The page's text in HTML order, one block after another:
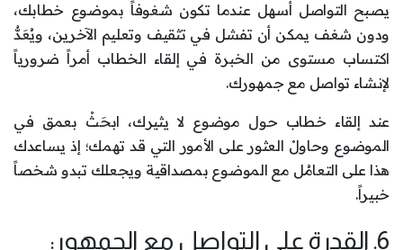
يصبح التواصل أسهل عندما تكون شغوفاً بموضوع خطابك،
ودون شغف يمكن أن تفشل في تثقيف وتعليم الآخرين، ويُعَدُّ
اكتساب مستوى من الخبرة في إلقاء الخطاب أمراً ضرورياً
لإنشاء تواصل مع جمهورك.
عند إلقاء خطاب حول موضوع لا يثيرك، ابحَثْ بعمق في
الموضوع وحاولْ العثور على الأمور التي قد تهمك؛ إذ يساعدك
هذا على التعامُل مع الموضوع بمصداقية ويجعلك تبدو شخصاً
خبيراً.
6. القدرة على التواصل مع الجمهور: